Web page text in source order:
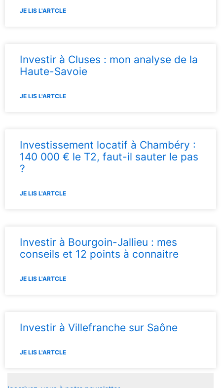
JE LIS L'ARTCLE
Investir à Cluses : mon analyse de la
Haute-Savoie
JE LIS L'ARTCLE
Investissement locatif à Chambéry :
140 000 € le T2, faut-il sauter le pas
?
JE LIS L'ARTCLE
Investir à Bourgoin-Jallieu : mes
conseils et 12 points à connaitre
JE LIS L'ARTCLE
Investir à Villefranche sur Saône
JE LIS L'ARTCLE